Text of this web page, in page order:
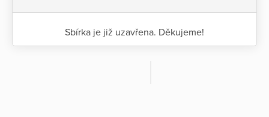
Sbírka je již uzavřena. Děkujeme!